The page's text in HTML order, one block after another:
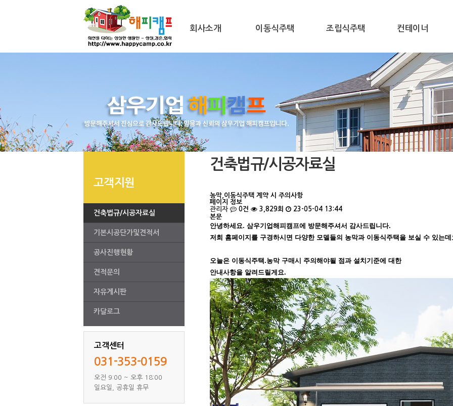
회사소개 이동식주택 조립식주택 컨테이너
고객지원
건축법규/시공자료실
기본시공단가및견적서
공사진행현황
견적문의
자유게시판
카달로그
고객센터
031-353-0159
오전 9:00 ~ 오후 18:00
일요일, 공휴일 휴무
건축법규/시공자료실
농막,이동식주택 계약 시 주의사항
페이지 정보
관리자
0건 3,829회
23-05-04 13:44
본문
안녕하세요. 삼우기업해피캠프에 방문해주셔서 감사드립니다.
저희 홈페이지를 구경하시면 다양한 모델들의 농막과 이동식주택을 보실 수 있는데
오늘은 이동식주택.농막 구매시 주의해야될 점과 설치기준에 대한
안내사항을 알려드릴게요.